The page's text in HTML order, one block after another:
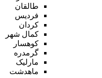
طالقان
فردیس
کردان
کمال شهر
کوهسار
گرمدره
مارلیک
ماهدشت